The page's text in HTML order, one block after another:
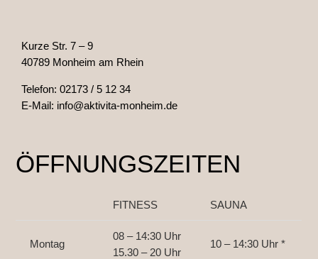
Kurze Str. 7 – 9
40789 Monheim am Rhein
Telefon: 02173 / 5 12 34
E-Mail: info@aktivita-monheim.de
ÖFFNUNGSZEITEN
FITNESS SAUNA
Montag
08 – 14:30 Uhr
15.30 – 20 Uhr
10 – 14:30 Uhr *